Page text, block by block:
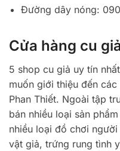
Đường dây nóng:
Cửa hàng cu
5 shop cu giả uy tín
muốn giới thiệu đến
Phan Thiết. Ngoài tập
bán nhiều loại sản
nhiều loại đồ chơi
vật giả, trứng rung tình